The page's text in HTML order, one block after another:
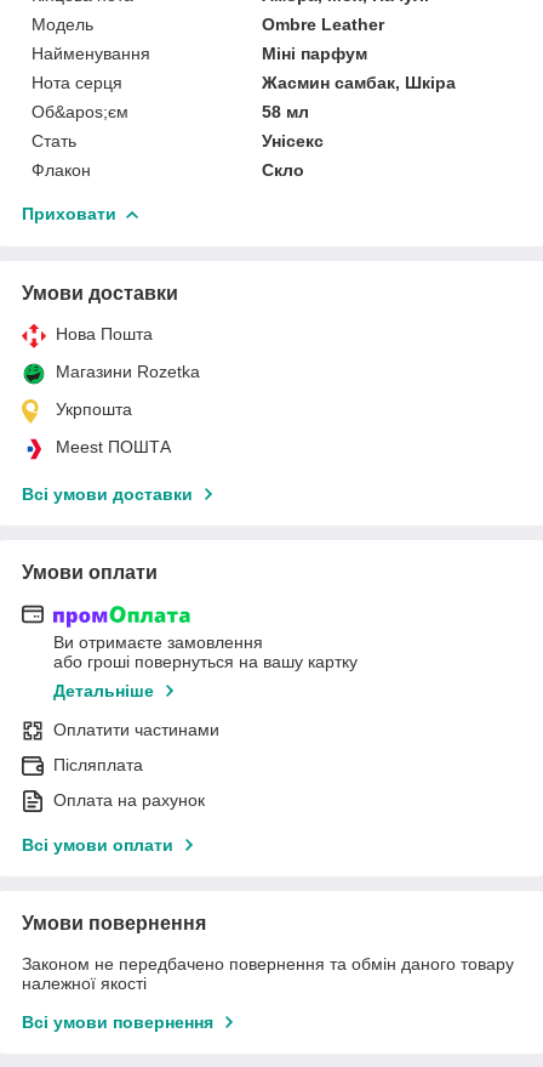
Мoдель
Ombre Leather
Найменування
Міні парфум
Нота серця
Жасмин самбак, Шкіра
Об&apos;єм
58 мл
Стать
Унісекс
Флакон
Скло
Приховати
Умови доставки
Нова Пошта
Магазини Rozetka
Укрпошта
Meest ПОШТА
Всі умови доставки
Умови оплати
Ви отримаєте замовлення
або гроші повернуться на вашу картку
Детальніше
Оплатити частинами
Післяплата
Оплата на рахунок
Всі умови оплати
Умови повернення
Законом не передбачено повернення та обмін даного товару
належної якості
Всі умови повернення